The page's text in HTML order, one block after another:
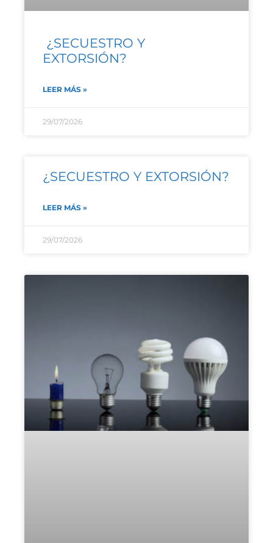
¿SECUESTRO Y
EXTORSIÓN?
LEER MÁS »
29/07/2026
¿SECUESTRO Y EXTORSIÓN?
LEER MÁS »
29/07/2026